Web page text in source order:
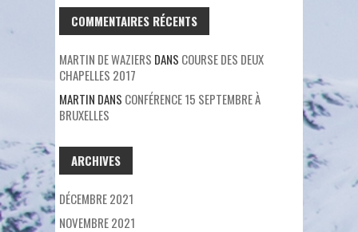
COMMENTAIRES RÉCENTS
MARTIN DE WAZIERS DANS COURSE DES DEUX
CHAPELLES 2017
MARTIN DANS CONFÉRENCE 15 SEPTEMBRE À
BRUXELLES
ARCHIVES
DÉCEMBRE 2021
NOVEMBRE 2021